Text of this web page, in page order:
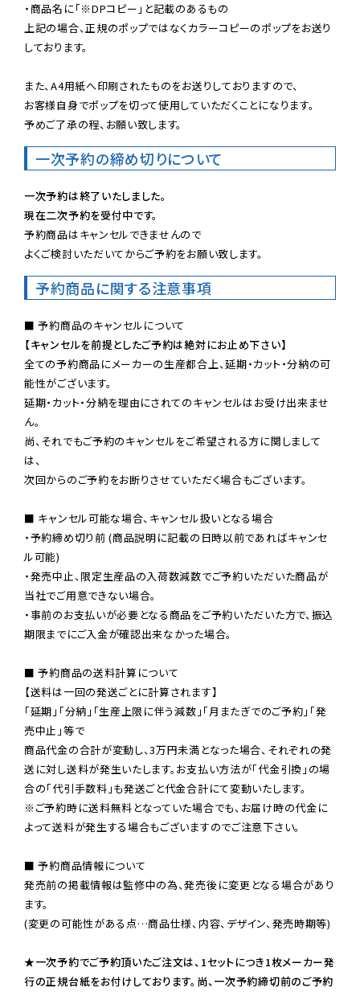
・商品名に「※DPコピー」と記載のあるもの
上記の場合、正規のポップではなくカラーコピーのポップをお送り
しております。
また、A4用紙へ印刷されたものをお送りしておりますので、
お客様自身でポップを切って使用していただくことになります。
予めご了承の程、お願い致します。
一次予約の締め切りについて
一次予約は終了いたしました。
現在二次予約を受付中です。
予約商品はキャンセルできませんので
よくご検討いただいてからご予約をお願い致します。
予約商品に関する注意事項
【キャンセルを前提としたご予約は絶対にお止め下さい】
全ての予約商品にメーカーの生産都合上、延期・カット・分納の可
能性がございます。
延期・カット・分納を理由にされてのキャンセルはお受け出来ませ
ん。
尚、それでもご予約のキャンセルをご希望される方に関しまして
は、
次回からのご予約をお断りさせていただく場合もございます。
■ キャンセル可能な場合、キャンセル扱いとなる場合
・予約締め切り前 (商品説明に記載の日時以前であればキャンセ
ル可能)
・発売中止、限定生産品の入荷数減数でご予約いただいた商品が
当社でご用意できない場合。
・事前のお支払いが必要となる商品をご予約いただいた方で、振込
期限までにご入金が確認出来なかった場合。
■ 予約商品の送料計算について
【送料は一回の発送ごとに計算されます】
「延期」「分納」「生産上限に伴う減数」「月またぎでのご予約」「発
売中止」等で
商品代金の合計が変動し、3万円未満となった場合、それぞれの発
送に対し送料が発生いたします。お支払い方法が「代金引換」の場
※ご予約時に送料無料となっていた場合でも、お届け時の代金に
よって送料が発生する場合もございますのでご注意下さい。
■ 予約商品情報について
発売前の掲載情報は監修中の為、発売後に変更となる場合があり
ます。
(変更の可能性がある点…商品仕様、内容、デザイン、発売時期等)
★一次予約でご予約頂いたご注文は、1セットにつき1枚メーカー発
行の正規台紙をお付けしております。尚、一次予約締切前のご予約